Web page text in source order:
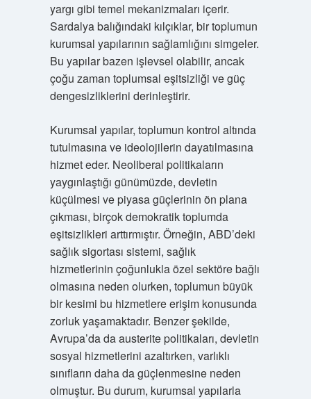
yargı gibi temel mekanizmaları içerir.
Sardalya balığındaki kılçıklar, bir toplumun
kurumsal yapılarının sağlamlığını simgeler.
Bu yapılar bazen işlevsel olabilir, ancak
çoğu zaman toplumsal eşitsizliği ve güç
dengesizliklerini derinleştirir.
Kurumsal yapılar, toplumun kontrol altında
tutulmasına ve ideolojilerin dayatılmasına
hizmet eder. Neoliberal politikaların
yaygınlaştığı günümüzde, devletin
küçülmesi ve piyasa güçlerinin ön plana
çıkması, birçok demokratik toplumda
eşitsizlikleri arttırmıştır. Örneğin, ABD’deki
sağlık sigortası sistemi, sağlık
hizmetlerinin çoğunlukla özel sektöre bağlı
olmasına neden olurken, toplumun büyük
bir kesimi bu hizmetlere erişim konusunda
zorluk yaşamaktadır. Benzer şekilde,
Avrupa’da da austerite politikaları, devletin
sosyal hizmetlerini azaltırken, varlıklı
sınıfların daha da güçlenmesine neden
olmuştur. Bu durum, kurumsal yapılarla